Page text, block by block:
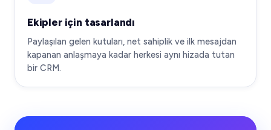
Ekipler için tasarlandı
Paylaşılan gelen kutuları, net sahiplik ve ilk mesajdan
kapanan anlaşmaya kadar herkesi aynı hizada tutan
bir CRM.